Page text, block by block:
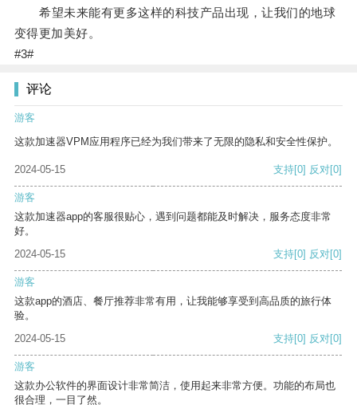
希望未来能有更多这样的科技产品出现，让我们的地球
变得更加美好。
#3#
评论
游客
这款加速器VPM应用程序已经为我们带来了无限的隐私和安全性保护。
2024-05-15 支持[0] 反对[0]
游客
这款加速器app的客服很贴心，遇到问题都能及时解决，服务态度非常
好。
2024-05-15
支持[0] 反对[0]
游客
这款app的酒店、餐厅推荐非常有用，让我能够享受到高品质的旅行体
验。
2024-05-15
支持[0] 反对[0]
游客
这款办公软件的界面设计非常简洁，使用起来非常方便。功能的布局也
很合理，一目了然。